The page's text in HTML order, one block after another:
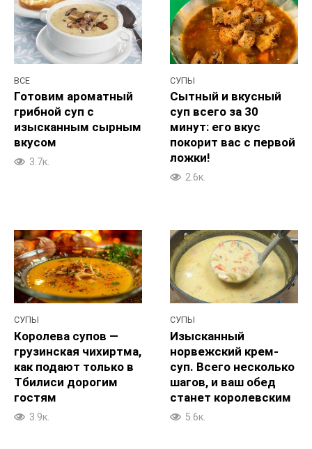
ВСЕ
Готовим ароматный
грибной суп с
изысканным сырным
вкусом
3.7к.
СУПЫ
Сытный и вкусный
суп всего за 30
минут: его вкус
покорит вас с первой
ложки!
2.6к.
СУПЫ
Королева супов —
грузинская чихиртма,
как подают только в
Тбилиси дорогим
гостям
3.9к.
СУПЫ
Изысканный
норвежский крем-
суп. Всего несколько
шагов, и ваш обед
станет королевским
5.6к.